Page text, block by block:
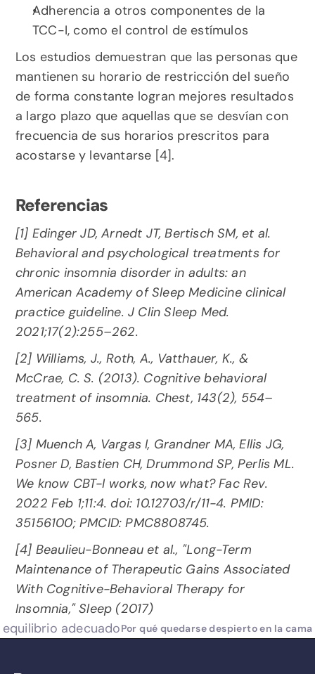
Adherencia a otros componentes de la
TCC-I, como el control de estímulos
Los estudios demuestran que las personas que
mantienen su horario de restricción del sueño
de forma constante logran mejores resultados
a largo plazo que aquellas que se desvían con
frecuencia de sus horarios prescritos para
acostarse y levantarse [4].
Referencias
[1] Edinger JD, Arnedt JT, Bertisch SM, et al.
Behavioral and psychological treatments for
chronic insomnia disorder in adults: an
American Academy of Sleep Medicine clinical
practice guideline. J Clin Sleep Med.
2021;17(2):255–262.
[2] Williams, J., Roth, A., Vatthauer, K., &
McCrae, C. S. (2013). Cognitive behavioral
treatment of insomnia. Chest, 143(2), 554–
565.
[3] Muench A, Vargas I, Grandner MA, Ellis JG,
Posner D, Bastien CH, Drummond SP, Perlis ML.
We know CBT-I works, now what? Fac Rev.
2022 Feb 1;11:4. doi: 10.12703/r/11-4. PMID:
35156100; PMCID: PMC8808745.
[4] Beaulieu-Bonneau et al., "Long-Term
Maintenance of Therapeutic Gains Associated
With Cognitive-Behavioral Therapy for
Insomnia," Sleep (2017)
adecuadoPor qué quedarse despierto en la